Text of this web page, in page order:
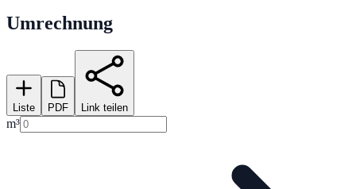
Umrechnung
Liste PDF Link teilen
m³